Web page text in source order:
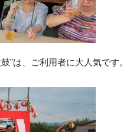
”は、ご利用者に大人気です。